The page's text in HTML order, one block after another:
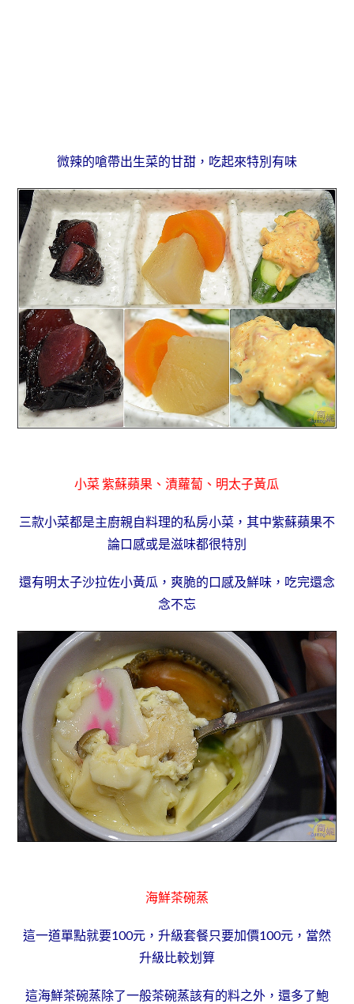
微辣的嗆帶出生菜的甘甜，吃起來特別有味
小菜 紫蘇蘋果、漬蘿蔔、明太子黃瓜
三款小菜都是主廚親自料理的私房小菜，其中紫蘇蘋果不
論口感或是滋味都很特別
還有明太子沙拉佐小黃瓜，爽脆的口感及鮮味，吃完還念
念不忘
海鮮茶碗蒸
這一道單點就要100元，升級套餐只要加價100元，當然
升級比較划算
這海鮮茶碗蒸除了一般茶碗蒸該有的料之外，還多了鮑